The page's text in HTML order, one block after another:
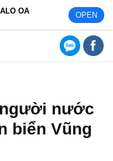
OA OPEN
nước
biển Vũng